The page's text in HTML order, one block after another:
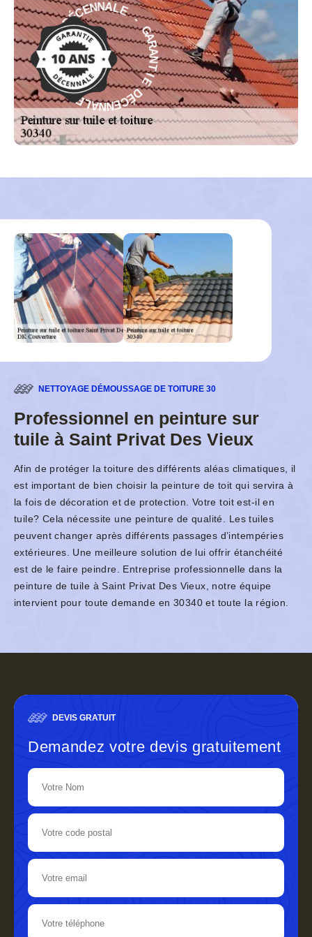
G
A
R
A
N
T
I
E
D
É
C
E
NNALE - GAR
A
N
T
I
E
D
É
C
E
N
N
A
L
E
-
NETTOYAGE DÉMOUSSAGE DE TOITURE 30
Professionnel en peinture sur
tuile à Saint Privat Des Vieux
Afin de protéger la toiture des différents aléas climatiques, il
est important de bien choisir la peinture de toit qui servira à
la fois de décoration et de protection. Votre toit est-il en
tuile? Cela nécessite une peinture de qualité. Les tuiles
peuvent changer après différents passages d’intempéries
extérieures. Une meilleure solution de lui offrir étanchéité
est de le faire peindre. Entreprise professionnelle dans la
peinture de tuile à Saint Privat Des Vieux, notre équipe
intervient pour toute demande en 30340 et toute la région.
DEVIS GRATUIT
Demandez votre devis gratuitement